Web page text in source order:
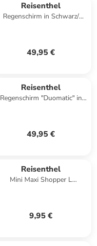
Reisenthel
Regenschirm in Schwarz/
49,95 €
Reisenthel
Regenschirm "Duomatic" in
49,95 €
Reisenthel
Mini Maxi Shopper L
9,95 €